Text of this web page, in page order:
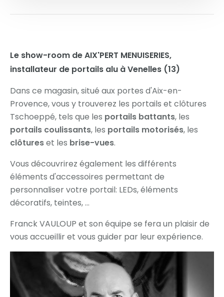
Le show-room de AIX'PERT MENUISERIES,
installateur de portails alu à Venelles (13)
Dans ce magasin, situé aux portes d'Aix-en-
Provence, vous y trouverez les portails et clôtures
Tschoeppé, tels que les portails battants, les
portails coulissants, les portails motorisés, les
clôtureset les brise-vues.
Vous découvrirez également les différents
éléments d'accessoires permettant de
personnaliser votre portail: LEDs, éléments
décoratifs, teintes, ...
Franck VAULOUP et son équipe se fera un plaisir de
vous accueillir et vous guider par leur expérience.